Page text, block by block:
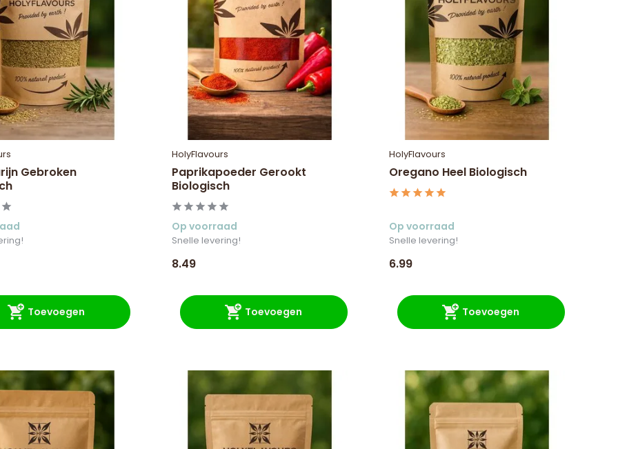
Gebroken
Toevoegen
HolyFlavours
Paprikapoeder Gerookt
Biologisch
Op voorraad
Snelle levering!
8.49
Toevoegen
HolyFlavours
Oregano Heel Biologisch
Op voorraad
Snelle levering!
6.99
Toevoegen